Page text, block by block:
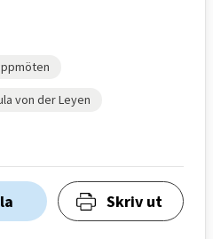
von der Leyen
Skriv ut